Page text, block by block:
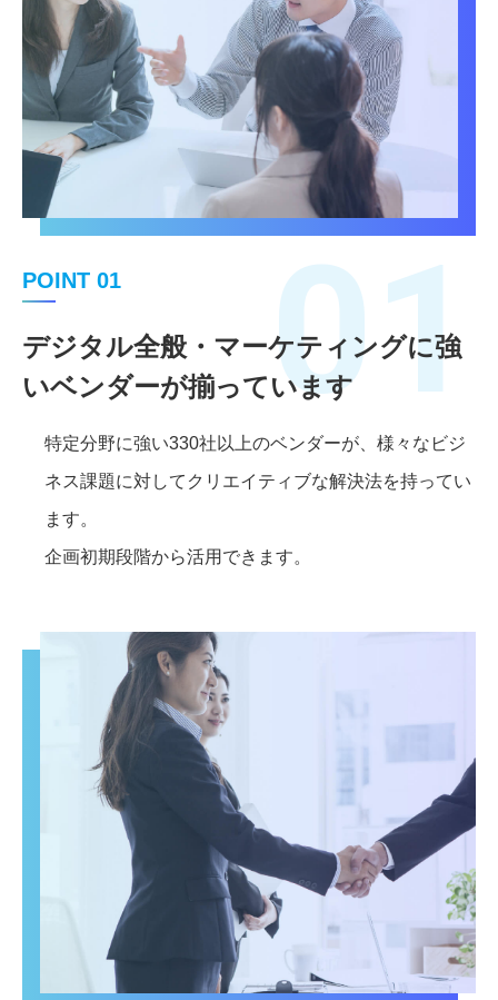
POINT 01
デジタル全般・マーケティングに強
いベンダーが揃っています01
特定分野に強い330社以上のベンダーが、様々なビジ
ネス課題に対してクリエイティブな解決法を持ってい
ます。
企画初期段階から活用できます。